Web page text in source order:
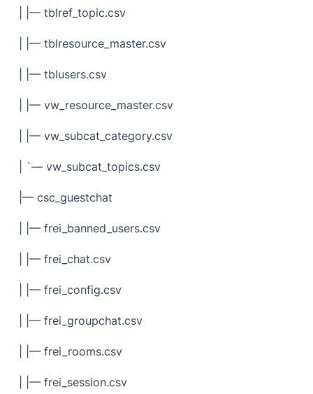
| |— tblref_topic.csv
| |— tblresource_master.csv
| |— tblusers.csv
| |— vw_resource_master.csv
| |— vw_subcat_category.csv
| `— vw_subcat_topics.csv
|— csc_guestchat
| |— frei_banned_users.csv
| |— frei_chat.csv
| |— frei_config.csv
| |— frei_groupchat.csv
| |— frei_rooms.csv
| |— frei_session.csv